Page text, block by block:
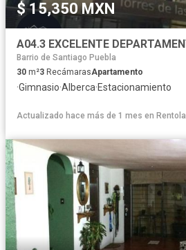
$ 15,350 MXN
Barrio de Santiago Puebla
30 m²3 RecámarasApartamento
·Gimnasio·Alberca·Estacionamiento
Actualizado hace más de 1 mes en Rentola